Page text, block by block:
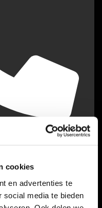
cookies
en advertenties te
social media te bieden